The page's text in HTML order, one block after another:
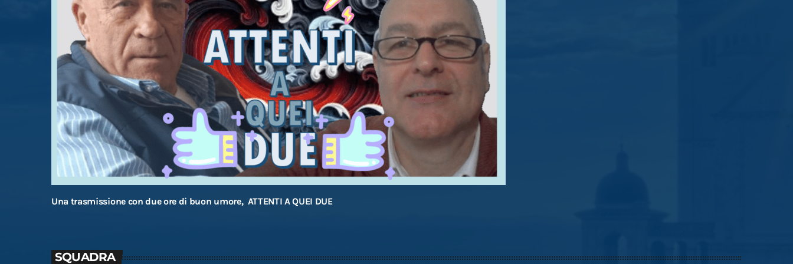
Una trasmissione con due ore di buon umore, ATTENTI A QUEI DUE
SQUADRA